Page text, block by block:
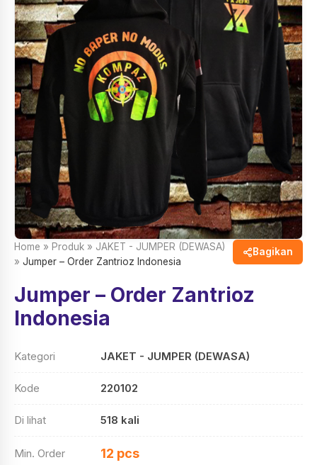
Home » Produk » JAKET - JUMPER (DEWASA)
» Jumper – Order Zantrioz Indonesia
Bagikan
Jumper – Order Zantrioz
Indonesia
Kategori JAKET - JUMPER (DEWASA)
Kode 220102
Di lihat 518 kali
Min. Order 12 pcs